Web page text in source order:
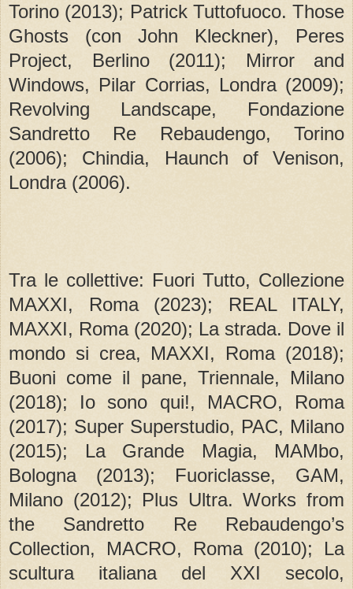
Torino (2013); Patrick Tuttofuoco. Those
Ghosts (con John Kleckner), Peres
Project, Berlino (2011); Mirror and
Windows, Pilar Corrias, Londra (2009);
Revolving Landscape, Fondazione
Sandretto Re Rebaudengo, Torino
(2006); Chindia, Haunch of Venison,
Londra (2006).
Tra le collettive: Fuori Tutto, Collezione
MAXXI, Roma (2023); REAL ITALY,
MAXXI, Roma (2020); La strada. Dove il
mondo si crea, MAXXI, Roma (2018);
Buoni come il pane, Triennale, Milano
(2018); Io sono qui!, MACRO, Roma
(2017); Super Superstudio, PAC, Milano
(2015); La Grande Magia, MAMbo,
Bologna (2013); Fuoriclasse, GAM,
Milano (2012); Plus Ultra. Works from
the Sandretto Re Rebaudengo’s
Collection, MACRO, Roma (2010); La
scultura italiana del XXI secolo,